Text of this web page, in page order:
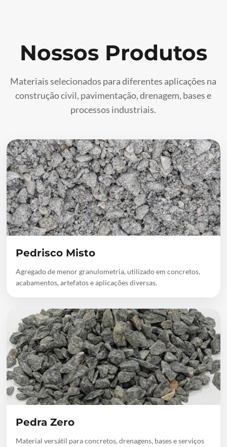
Nossos Produtos
Materiais selecionados para diferentes aplicações na
construção civil, pavimentação, drenagem, bases e
processos industriais.
Pedrisco Misto
Agregado de menor granulometria, utilizado em concretos,
acabamentos, artefatos e aplicações diversas.
Pedra Zero
Material versátil para concretos, drenagens, bases e serviços